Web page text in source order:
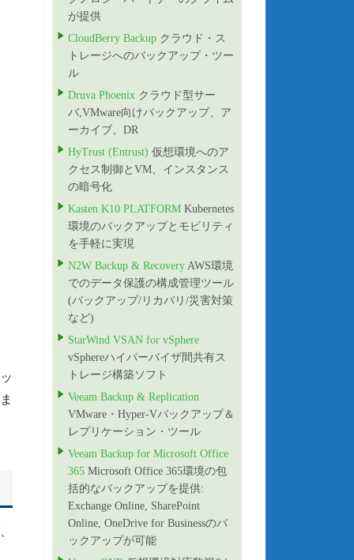
が提供
CloudBerry Backup クラウド・ス
トレージへのバックアップ・ツー
ル
Druva Phoenix クラウド型サー
バ,VMware向けバックアップ、ア
ーカイブ、DR
HyTrust (Entrust) 仮想環境へのア
クセス制御とVM、インスタンス
の暗号化
Kasten K10 PLATFORM Kubernetes
環境のバックアップとモビリティ
を手軽に実現
N2W Backup & Recovery AWS環境
でのデータ保護の構成管理ツール
(バックアップ/リカバリ/災害対策
など)
StarWind VSAN for vSphere
vSphereハイパーバイザ間共有ス
トレージ構築ソフト
Veeam Backup & Replication
VMware・Hyper-Vバックアップ＆
レプリケーション・ツール
Veeam Backup for Microsoft Office
365 Microsoft Office 365環境の包
括的なバックアップを提供:
Exchange Online, SharePoint
Online, OneDrive for Businessのバ
ックアップが可能